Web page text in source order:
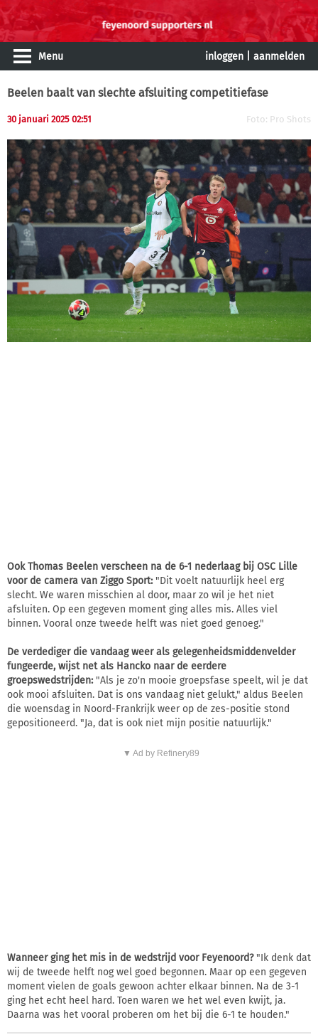
Menu inloggen aanmelden
Beelen baalt van slechte afsluiting competitiefase
30 januari 2025 02:51 Foto: Pro Shots
Ook Thomas Beelen verscheen na de 6-1 nederlaag bij OSC Lille
voor de camera van Ziggo Sport:"Dit voelt natuurlijk heel erg
slecht. We waren misschien al door, maar zo wil je het niet
afsluiten. Op een gegeven moment ging alles mis. Alles viel
binnen. Vooral onze tweede helft was niet goed genoeg."
De verdediger die vandaag weer als gelegenheidsmiddenvelder
fungeerde, wijst net als Hancko naar de eerdere
groepswedstrijden:"Als je zo'n mooie groepsfase speelt, wil je dat
ook mooi afsluiten. Dat is ons vandaag niet gelukt," aldus Beelen
die woensdag in Noord-Frankrijk weer op de zes-positie stond
gepositioneerd. "Ja, dat is ook niet mijn positie natuurlijk."
▼ Ad by Refinery89
Wanneer ging het mis in de wedstrijd voor Feyenoord?"Ik denk dat
wij de tweede helft nog wel goed begonnen. Maar op een gegeven
moment vielen de goals gewoon achter elkaar binnen. Na de 3-1
ging het echt heel hard. Toen waren we het wel even kwijt, ja.
Daarna was het vooral proberen om het bij die 6-1 te houden."